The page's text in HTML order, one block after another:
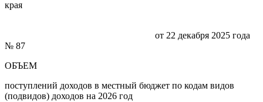
края
от 22 декабря 2025 года
№ 87
ОБЪЕМ
поступлений доходов в местный бюджет по кодам видов
(подвидов) доходов на 2026 год